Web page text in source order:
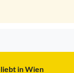
in Wien